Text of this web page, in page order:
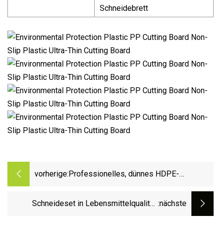
Schneidebrett
vorherige: Professionelles, dünnes HDPE-
Schneideset in Lebensmittelqualität, :nächste